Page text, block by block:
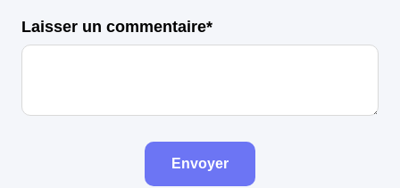
Laisser un commentaire*
Envoyer